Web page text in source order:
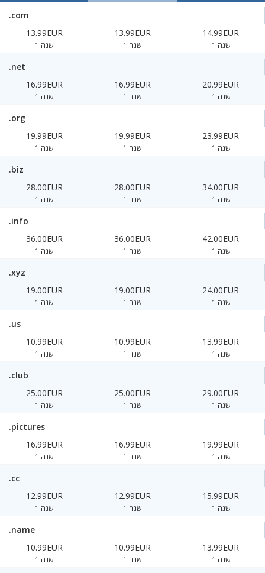
.com
13.99EUR
1 שנה
13.99EUR
1 שנה
14.99EUR
1 שנה
.net
16.99EUR
1 שנה
16.99EUR
1 שנה
20.99EUR
1 שנה
.org
19.99EUR
1 שנה
19.99EUR
1 שנה
23.99EUR
1 שנה
.biz
28.00EUR
1 שנה
28.00EUR
1 שנה
34.00EUR
1 שנה
.info
36.00EUR
1 שנה
36.00EUR
1 שנה
42.00EUR
1 שנה
.xyz
19.00EUR
1 שנה
19.00EUR
1 שנה
24.00EUR
1 שנה
.us
10.99EUR
1 שנה
10.99EUR
1 שנה
13.99EUR
1 שנה
.club
25.00EUR
1 שנה
25.00EUR
1 שנה
29.00EUR
1 שנה
.pictures
16.99EUR
1 שנה
16.99EUR
1 שנה
19.99EUR
1 שנה
.cc
12.99EUR
1 שנה
12.99EUR
1 שנה
15.99EUR
1 שנה
.name
10.99EUR
1 שנה
10.99EUR
1 שנה
13.99EUR
1 שנה